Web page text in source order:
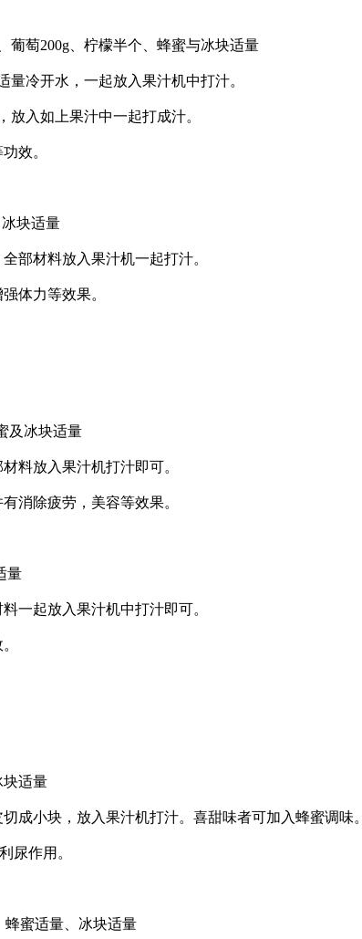
葡萄200g、柠檬半个、蜂蜜与冰块适量
冷开水，一起放入果汁机中打汁。
入如上果汁中一起打成汁。
效。
块适量
部材料放入果汁机一起打汁。
体力等效果。
及冰块适量
料放入果汁机打汁即可。
消除疲劳，美容等效果。
量
一起放入果汁机中打汁即可。
块适量
成小块，放入果汁机打汁。喜甜味者可加入蜂蜜调味。
尿作用。
蜂蜜适量、冰块适量